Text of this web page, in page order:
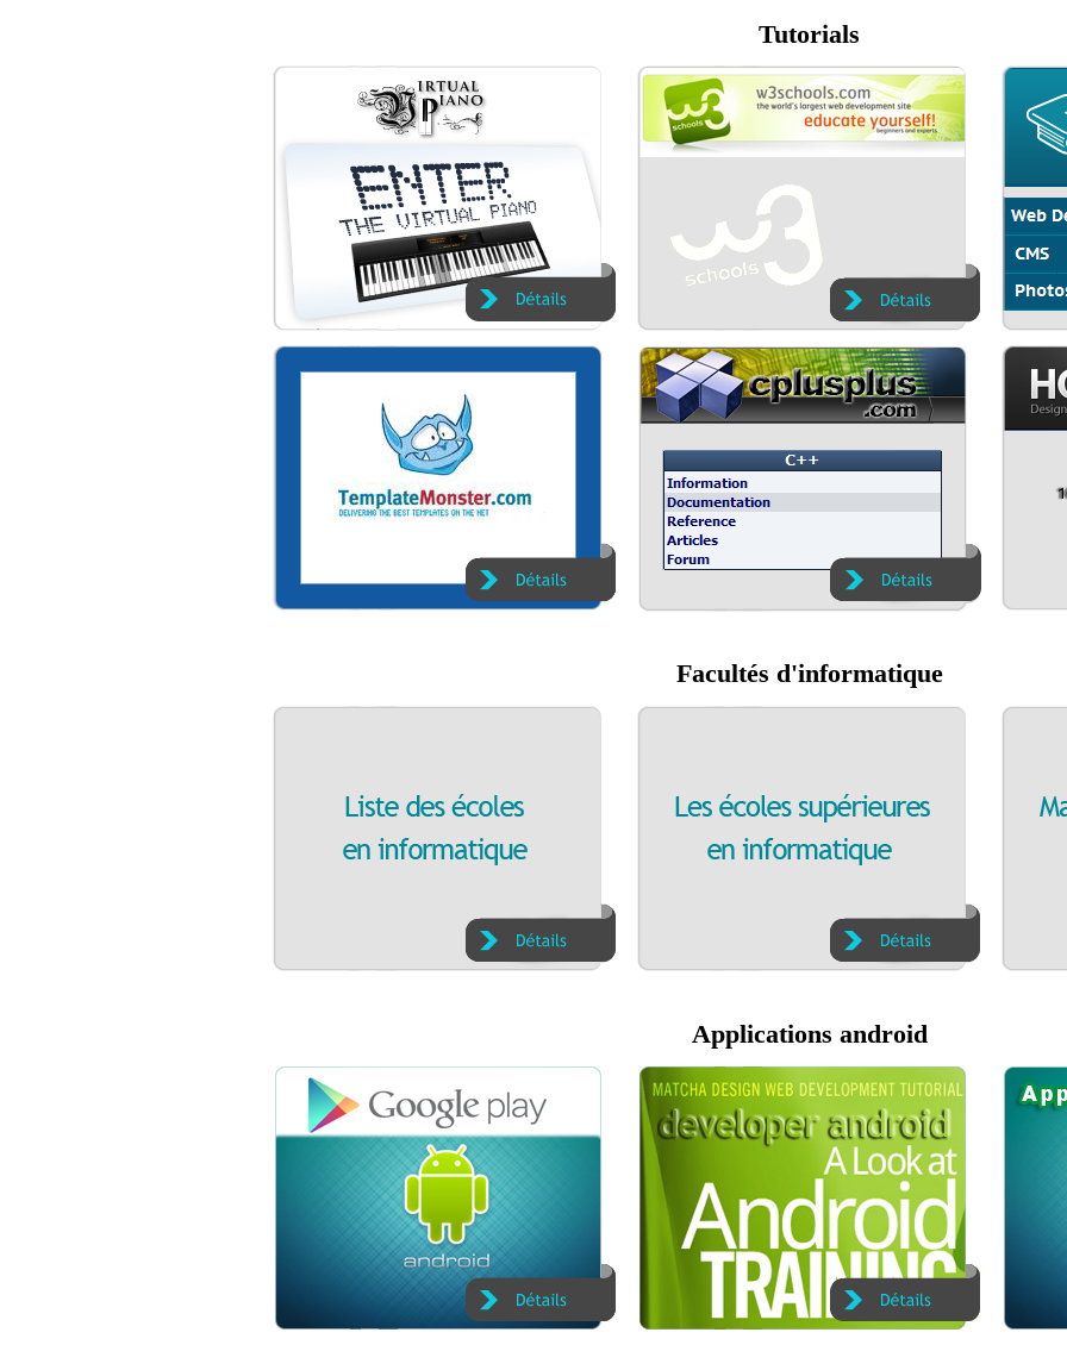
Tutorials
Facultés d'informatique
Applications android